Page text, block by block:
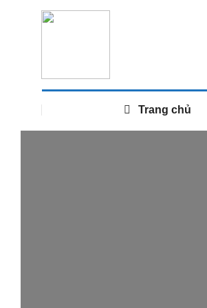
Trang chủ